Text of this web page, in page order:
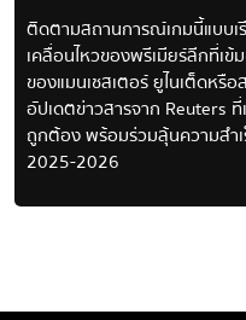
ติดตามสถานการณ์เกมนี้แบบเ
เคลื่อนไหวของพรีเมียร์ลีกที่เ
ของแมนเชสเตอร์ ยูไนเต็ดห
อัปเดตข่าวสารจาก Reuters
ถูกต้อง พร้อมร่วมลุ้นความสำ
2025-2026